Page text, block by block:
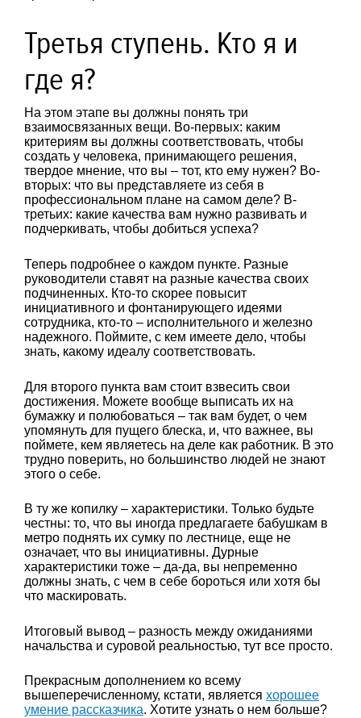
Третья ступень. Кто я и
где я?
На этом этапе вы должны понять три
взаимосвязанных вещи. Во-первых: каким
критериям вы должны соответствовать, чтобы
создать у человека, принимающего решения,
твердое мнение, что вы – тот, кто ему нужен? Во-
вторых: что вы представляете из себя в
профессиональном плане на самом деле? В-
третьих: какие качества вам нужно развивать и
подчеркивать, чтобы добиться успеха?
Теперь подробнее о каждом пункте. Разные
руководители ставят на разные качества своих
подчиненных. Кто-то скорее повысит
инициативного и фонтанирующего идеями
сотрудника, кто-то – исполнительного и железно
надежного. Поймите, с кем имеете дело, чтобы
знать, какому идеалу соответствовать.
Для второго пункта вам стоит взвесить свои
достижения. Можете вообще выписать их на
бумажку и полюбоваться – так вам будет, о чем
упомянуть для пущего блеска, и, что важнее, вы
поймете, кем являетесь на деле как работник. В это
трудно поверить, но большинство людей не знают
этого о себе.
В ту же копилку – характеристики. Только будьте
честны: то, что вы иногда предлагаете бабушкам в
метро поднять их сумку по лестнице, еще не
означает, что вы инициативны. Дурные
характеристики тоже – да-да, вы непременно
должны знать, с чем в себе бороться или хотя бы
что маскировать.
Итоговый вывод – разность между ожиданиями
начальства и суровой реальностью, тут все просто.
Прекрасным дополнением ко всему
вышеперечисленному, кстати, является хорошее
умение рассказчика. Хотите узнать о нем больше?